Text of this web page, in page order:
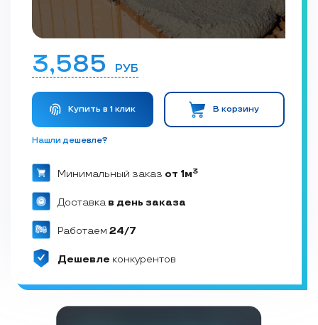
3,585 РУБ
Купить в 1 клик В корзину
Нашли дешевле?
Минимальный заказ от 1м3
Доставка в день заказа
Работаем 24/7
Дешевле конкурентов